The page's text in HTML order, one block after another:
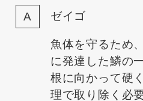
ゼイゴ
魚体を守るため
に発達した鱗の
根に向かって硬
理で取り除く必